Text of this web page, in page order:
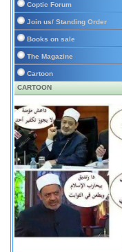
Coptic Forum
Join us/ Standing Order
Books on sale
The Magazine
Cartoon
CARTOON